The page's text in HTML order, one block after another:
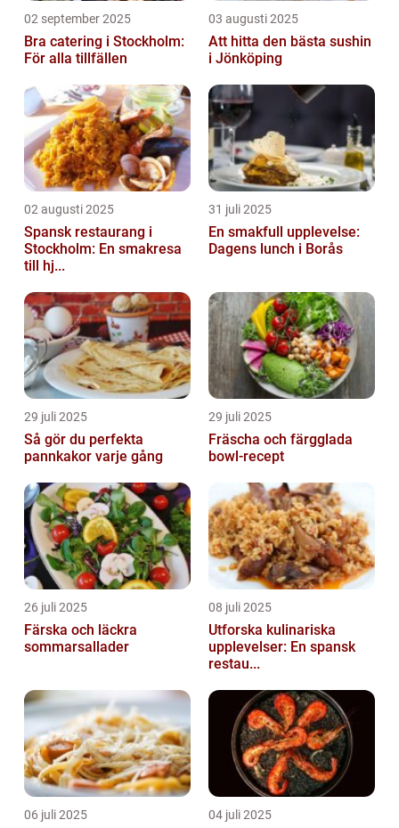
02 september 2025
Bra catering i Stockholm:
För alla tillfällen
03 augusti 2025
Att hitta den bästa sushin
i Jönköping
02 augusti 2025
Spansk restaurang i
Stockholm: En smakresa
till hj...
31 juli 2025
En smakfull upplevelse:
Dagens lunch i Borås
29 juli 2025
Så gör du perfekta
pannkakor varje gång
29 juli 2025
Fräscha och färgglada
bowl-recept
26 juli 2025
Färska och läckra
sommarsallader
08 juli 2025
Utforska kulinariska
upplevelser: En spansk
restau...
06 juli 2025 04 juli 2025